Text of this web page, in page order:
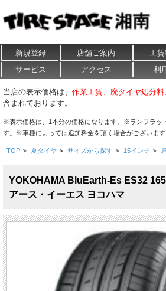
新規登録 店舗ご案内 工
サービス
アクセス 利
当店の表示価格は、 作業工賃、廃タイヤ処分
含まれております。
※表示価格は、1本分の価格になります。※ランフラッ
す。※車種によっては追加料金を頂く場合がございます
TOP > 夏タイヤ > サイズから探す > 15インチ >
YOKOHAMA BluEarth-Es ES32
アース・イーエス ヨコハマ